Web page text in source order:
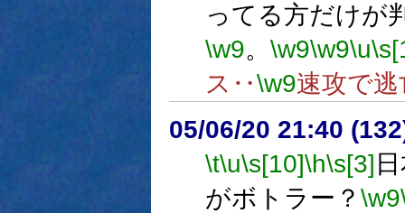
ってる方だけが
\w9。 \w9\w9\u
ス‥\w9速攻で
05/06/20 21:40
\t\u\s[10]\h\s[3]
がボトラー？ \w9